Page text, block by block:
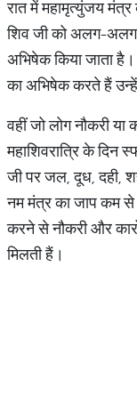
रात में महामृत्युंजय
शिव जी को अलग-अलग
अभिषेक किया जाता है।
का अभिषेक करते हैं उन्हें
वहीं जो लोग नौकरी या
महाशिवरात्रि के दिन
जी पर जल, दूध, दही,
नम मंत्र का जाप कम से
करने से नौकरी और
मिलती हैं।